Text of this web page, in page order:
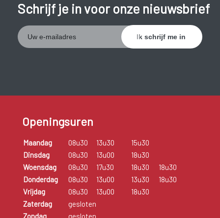
organiseren,... .
De ziekte van Huntington kan niet genezen worden. Met
behulp van bepaalde geneesmiddelen kunnen klachten wel
Schrijf je in voor onze nieuwsbrief
Openingsuren
Maandag 08u30 13u30
15u30
Dinsdag
08u30 13u00
18u30
Woensdag
08u30 17u30 18u30
18u30
Donderdag
08u30 13u00 13u30
18u30
Vrijdag
08u30 13u00
18u30
Zaterdag
gesloten
Zondag
gesloten